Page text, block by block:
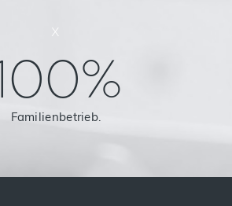
x
100%
Familienbetrieb.